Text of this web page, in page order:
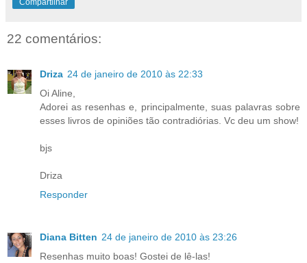
22 comentários:
Driza 24 de janeiro de 2010 às 22:33
Oi Aline,
Adorei as resenhas e, principalmente, suas palavras sobre
esses livros de opiniões tão contradiórias. Vc deu um show!
bjs
Driza
Responder
Diana Bitten 24 de janeiro de 2010 às 23:26
Resenhas muito boas! Gostei de lê-las!